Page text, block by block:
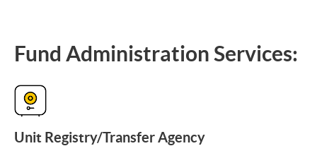
Fund Administration Services:
Unit Registry/Transfer Agency